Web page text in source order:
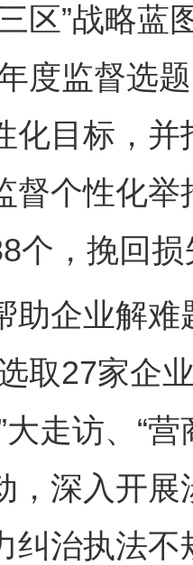
区”战略蓝
度监督选
化目标，
督个性化
个，挽回
企业解难
取27家企
大走访、“
，深入开
纠治执法